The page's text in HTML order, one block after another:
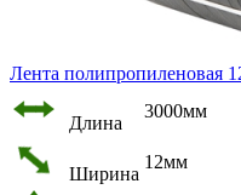
Лента полипропиленовая
Длина
3000мм
Ширина
12мм